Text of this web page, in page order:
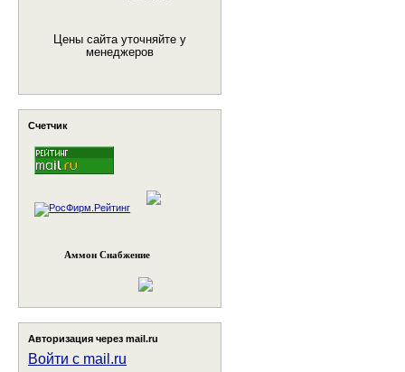
Цены сайта уточняйте у
менеджеров
Счетчик
Аммон Снабжение
Авторизация через mail.ru
Войти с mail.ru